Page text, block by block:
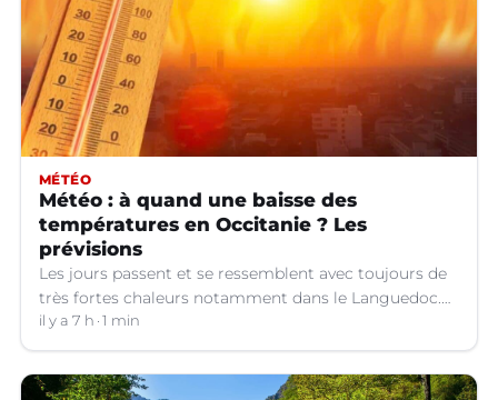
MÉTÉO
Météo : à quand une baisse des
températures en Occitanie ? Les
prévisions
Les jours passent et se ressemblent avec toujours de
très fortes chaleurs notamment dans le Languedoc.
Jusqu’à quand ?
il y a 7 h 1 min